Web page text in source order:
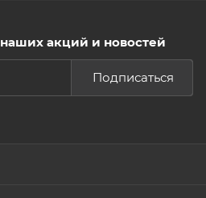
наших акций и новостей
Подписаться